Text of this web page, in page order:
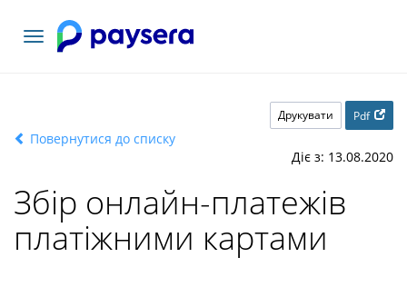
Переключити
навігацію
Друкувати Pdf
Повернутися до списку
Діє з: 13.08.2020
Збір онлайн-платежів
платіжними картами